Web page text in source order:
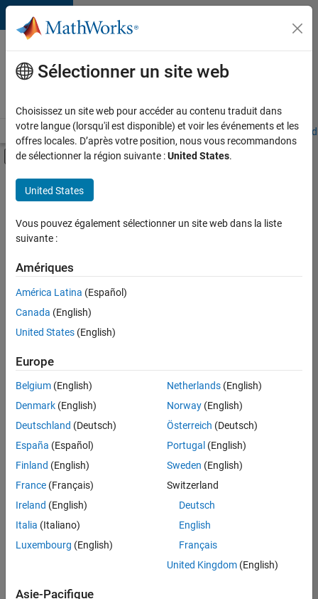
Passer au contenu
Votre
carrière
chez
Accueil Explorer nos opportunités Adresses de nos bureaux
Activer/désactiver l'affichage du menu
Contenu principal
FILTRER PAR
Applications et outils commerciaux
Globalisation
Technologies de l’information
Enregistrer
sélectionnées
Les
descriptions
poste
n’ont
pas
été
traduites.
Effectuez
Sélectionner un site web
Choisissez un site web pour accéder au contenu traduit dans
votre langue (lorsqu'il est disponible) et voir les événements et les
offres locales. D’après votre position, nous vous recommandons
de sélectionner la région suivante :United States.
United States
Vous pouvez également sélectionner un site web dans la liste
suivante :
Amériques
América Latina (Español)
Canada (English)
United States (English)
Europe
Belgium (English)
Denmark (English)
Deutschland (Deutsch)
España (Español)
Finland (English)
France (Français)
Ireland (English)
Italia (Italiano)
Luxembourg (English)
Netherlands(English)
Norway(English)
Österreich (Deutsch)
Portugal (English)
Sweden (English)
Switzerland
Deutsch
English
Français
United Kingdom(English)
Asie-Pacifique